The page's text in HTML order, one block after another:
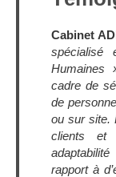
Cabinet
spécialisé
Humaines
cadre de
de
ou sur site.
clients et
rapport à